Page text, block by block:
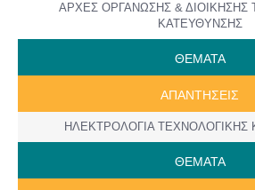
ΑΡΧΕΣ ΟΡΓΑΝΩΣΗΣ & ΔΙΟΙΚΗΣΗΣ
ΚΑΤΕΥΘΥΝΣΗΣ
ΘΕΜΑΤΑ
ΑΠΑΝΤΗΣΕΙΣ
ΗΛΕΚΤΡΟΛΟΓΙΑ ΤΕΧΝΟΛΟΓΙΚΗΣ
ΘΕΜΑΤΑ